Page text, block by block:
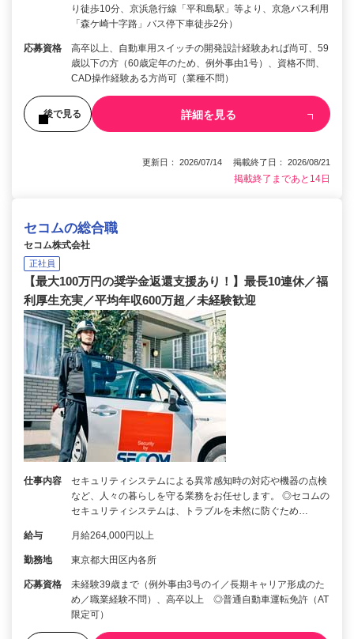
り徒歩10分、京浜急行線「平和島駅」等より、京急バス利用
「森ケ崎十字路」バス停下車徒歩2分）
応募資格
高卒以上、自動車用スイッチの開発設計経験あれば尚可、59
歳以下の方（60歳定年のため、例外事由1号）、資格不問、
CAD操作経験ある方尚可（業種不問）
後で見る 詳細を見る
更新日： 2026/07/14 掲載終了日： 2026/08/21
掲載終了まであと14日
セコムの総合職
セコム株式会社
正社員
【最大100万円の奨学金返還支援あり！】最長10連休／福
利厚生充実／平均年収600万超／未経験歓迎
仕事内容
セキュリティシステムによる異常感知時の対応や機器の点検
など、人々の暮らしを守る業務をお任せします。 ◎セコムの
セキュリティシステムは、トラブルを未然に防ぐため…
給与 月給264,000円以上
勤務地 東京都大田区内各所
応募資格
未経験39歳まで（例外事由3号のイ／長期キャリア形成のた
め／職業経験不問）、高卒以上 ◎普通自動車運転免許（AT
限定可）